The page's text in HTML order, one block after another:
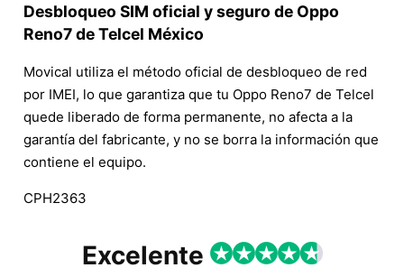
Desbloqueo SIM oficial y seguro de Oppo
Reno7 de Telcel México
Movical utiliza el método oficial de desbloqueo de red
por IMEI, lo que garantiza que tu Oppo Reno7 de Telcel
quede liberado de forma permanente, no afecta a la
garantía del fabricante, y no se borra la información que
contiene el equipo.
CPH2363
Excelente